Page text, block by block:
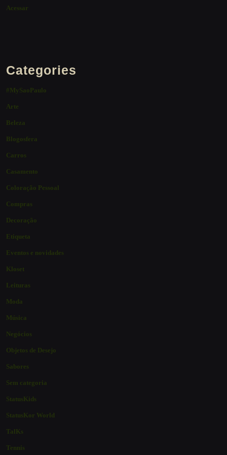
Acessar
Categories
#MySaoPaulo
Arte
Beleza
Blogosfera
Carros
Casamento
Coloração Pessoal
Compras
Decoração
Etiqueta
Eventos e novidades
Kloset
Leituras
Moda
Música
Negócios
Objetos de Desejo
Sabores
Sem categoria
StatusKids
StatusKor World
TalKs
Tennis